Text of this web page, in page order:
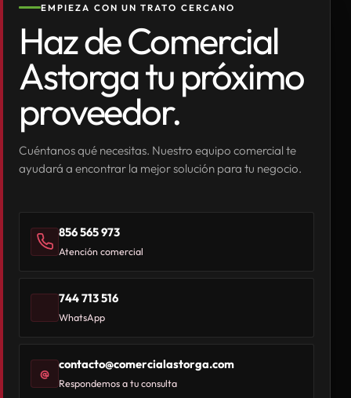
EMPIEZA CON UN TRATO CERCANO
Haz de Comercial
Astorga tu próximo
proveedor.
Cuéntanos qué necesitas. Nuestro equipo comercial te
ayudará a encontrar la mejor solución para tu negocio.
856 565 973
Atención comercial
744 713 516
WhatsApp
@
contacto@comercialastorga.com
Respondemos a tu consulta